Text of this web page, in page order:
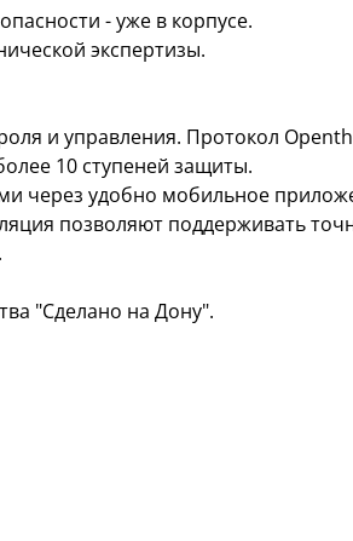
- уже в корпусе.
экспертизы.
и управления. Протокол
10 ступеней защиты.
через удобно мобильное
позволяют поддерживать
"Сделано на Дону".